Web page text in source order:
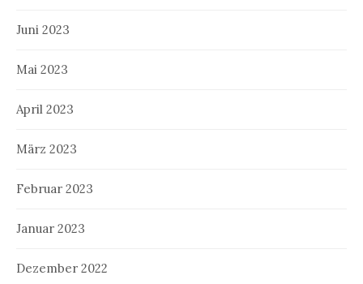
Juni 2023
Mai 2023
April 2023
März 2023
Februar 2023
Januar 2023
Dezember 2022